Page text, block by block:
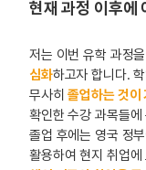
현재 과정 이후에
저는 이번 유학 과정
심화하고자 합니다.
무사히졸업하는 것이
확인한 수강 과목들
졸업 후에는 영국 정
활용하여 현지 취업